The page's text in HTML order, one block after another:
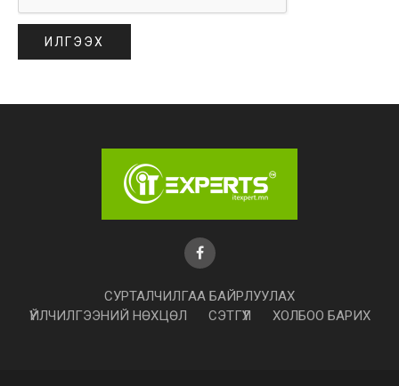
СУРТАЛЧИЛГАА БАЙРЛУУЛАХ
ҮЙЛЧИЛГЭЭНИЙ НӨХЦӨЛ
СЭТГҮҮЛ ХОЛБОО БАРИХ